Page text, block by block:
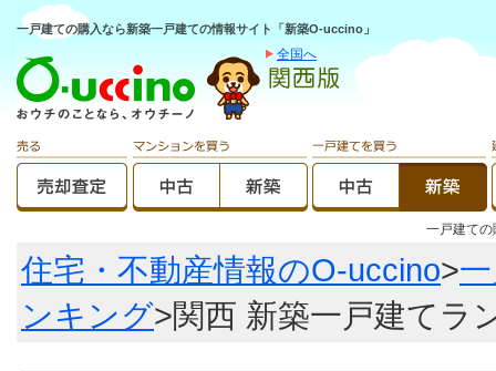
一戸建ての購入なら新築一戸建ての情報サイト「新築O-uccino」
全国へ
一戸建て
住宅・不動産情報のO-uccino>
ンキング>関西 新築一戸建てラ